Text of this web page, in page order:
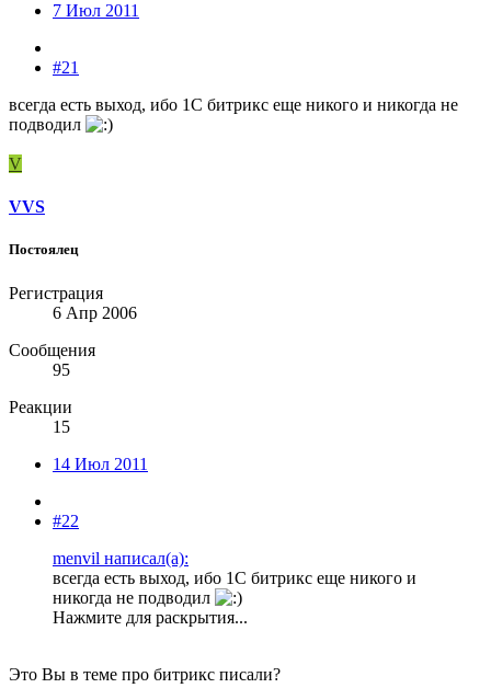
7 Июл 2011
#21
всегда есть выход, ибо 1С битрикс еще никого и никогда не
подводил
V
VVS
Постоялец
Регистрация
6 Апр 2006
Сообщения
95
Реакции
15
14 Июл 2011
#22
menvil написал(а):
всегда есть выход, ибо 1С битрикс еще никого и
никогда не подводил
Нажмите для раскрытия...
Это Вы в теме про битрикс писали?